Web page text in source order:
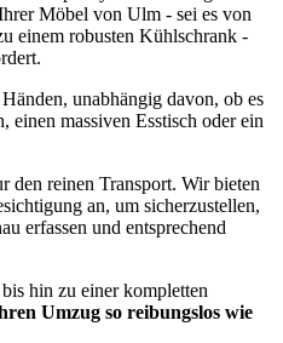
Möbel von Ulm - sei es von
einem robusten Kühlschrank -
unabhängig davon, ob es
einen massiven Esstisch oder ein
den reinen Transport. Wir bieten
an, um sicherzustellen,
erfassen und entsprechend
bis hin zu einer kompletten
Umzug so reibungslos wie